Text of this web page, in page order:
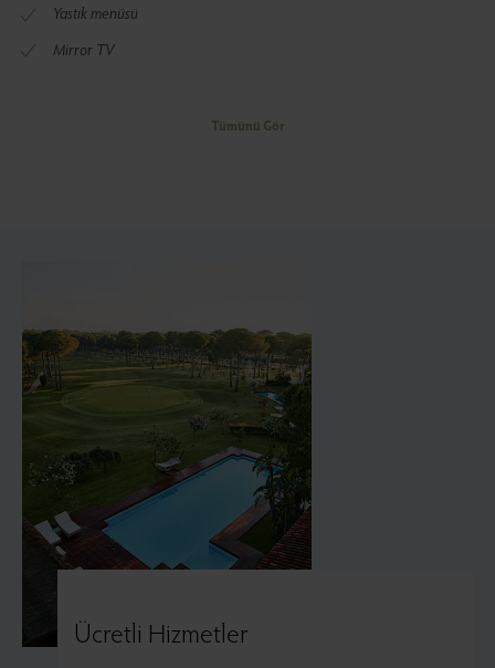
Yastık menüsü
Mirror TV
Tümünü Gör
Ücretli Hizmetler